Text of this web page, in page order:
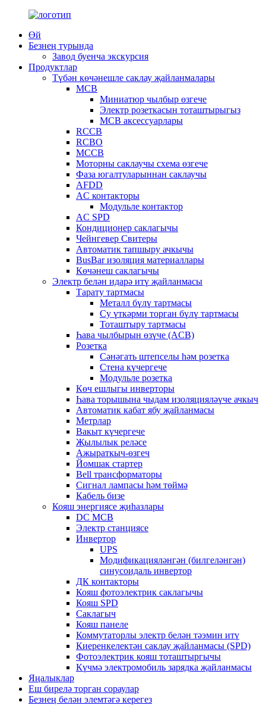
Өй
Безнең турында
Завод буенча экскурсия
Продуктлар
Түбән көчәнешле саклау җайланмалары
MCB
Миниатюр чылбыр өзгече
Электр розеткасын тоташтырыгыз
MCB аксессуарлары
RCCB
RCBO
MCCB
Моторны саклаучы схема өзгече
Фаза югалтуларыннан саклаучы
AFDD
AC контакторы
Модульле контактор
AC SPD
Кондиционер саклагычы
Чейнгевер Свитеры
Автоматик тапшыру ачкычы
BusBar изоляция материаллары
Көчәнеш саклагычы
Электр белән идарә итү җайланмасы
Тарату тартмасы
Металл бүлү тартмасы
Су үткәрми торган бүлү тартмасы
Тоташтыру тартмасы
Һава чылбырын өзүче (ACB)
Розетка
Сәнәгать штепселы һәм розетка
Стена күчергече
Модульле розетка
Көч ешлыгы инверторы
Һава торышына чыдам изоляцияләүче ачкыч
Автоматик кабат ябу җайланмасы
Метрлар
Вакыт күчергече
Җылылык реләсе
Ажыраткыч-өзгеч
Йомшак стартер
Bell трансформаторы
Сигнал лампасы һәм төймә
Кабель бизе
Кояш энергиясе җиһазлары
DC MCB
Электр станциясе
Инвертор
UPS
Модификацияләнгән (билгеләнгән)
синусоидаль инвертор
ДК контакторы
Кояш фотоэлектрик саклагычы
Кояш SPD
Саклагыч
Кояш панеле
Коммутаторлы электр белән тәэмин итү
Киеренкелектән саклау җайланмасы (SPD)
Фотоэлектрик кояш тоташтыргычы
Күчмә электромобиль зарядка җайланмасы
Яңалыклар
Еш бирелә торган сораулар
Безнең белән элемтәгә керегез